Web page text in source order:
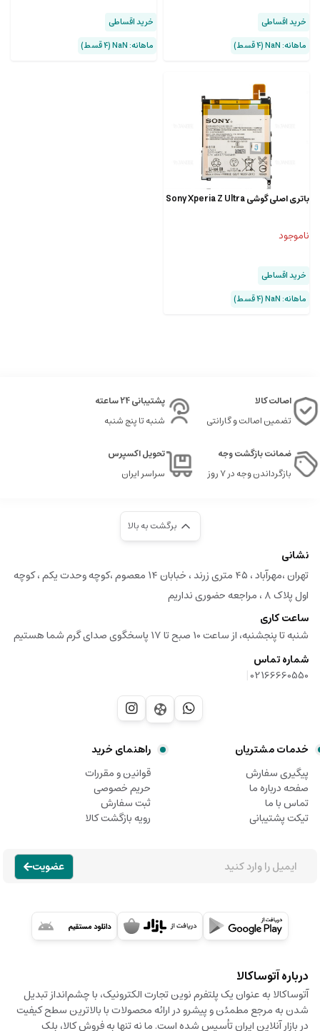
خرید اقساطی
ماهانه: NaN (۴ قسط)
خرید اقساطی
ماهانه: NaN (۴ قسط)
باتری اصلی گوشی Sony Xperia Z Ultra
ناموجود
خرید اقساطی
ماهانه: NaN (۴ قسط)
اصالت کالا
تضمین اصالت و گارانتی
پشتیبانی 24 ساعته
شنبه تا پنج شنبه
ضمانت بازگشت وجه
بازگرداندن وجه در ۷ روز
تحویل اکسپرس
سراسر ایران
برگشت به بالا
نشانی
تهران ،مهرآباد ، ۴۵ متری زرند ، خبابان ۱۴ معصوم ،کوچه وحدت یکم ، کوچه
اول پلاک ۸ ، مراجعه حضوری نداریم
ساعت کاری
شنبه تا پنجشنبه، از ساعت 10 صبح تا 17 پاسخگوی صدای گرم شما هستیم
شماره تماس
02166660550
|
خدمات مشتریان
پیگیری سفارش
صفحه درباره ما
تماس با ما
تیکت پشتیبانی
راهنمای خرید
قوانین و مقررات
حریم خصوصی
ثبت سفارش
رویه بازگشت کالا
عضویت
درباره آتوساکالا
آتوساکالا به عنوان یک پلتفرم نوین تجارت الکترونیک، با چشم‌انداز تبدیل
شدن به مرجع مطمئن و پیشرو در ارائه محصولات با بالاترین سطح کیفیت
در بازار آنلاین ایران تأسیس شده است. ما نه تنها به فروش کالا، بلک